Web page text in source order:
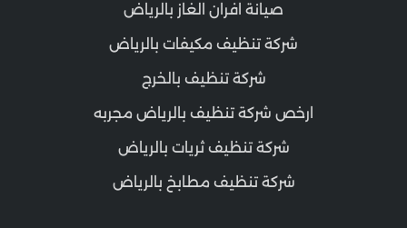
صيانة افران الغاز بالرياض
شركة تنظيف مكيفات بالرياض
شركة تنظيف بالخرج
ارخص شركة تنظيف بالرياض مجربه
شركة تنظيف ثريات بالرياض
شركة تنظيف مطابخ بالرياض